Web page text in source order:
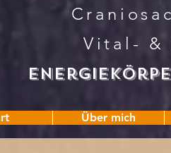
Vital- &
Energiekö
Über mich